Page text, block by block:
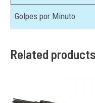
Golpes por Minuto
Related products